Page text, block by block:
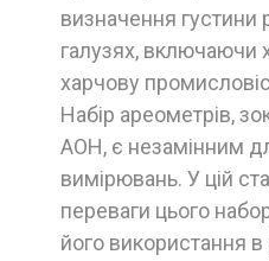
визначення густини
галузях, включаючи
харчову
Набір ареометрів,
АОН, є незамінним
вимірювань. У цій
переваги цього
його використання в